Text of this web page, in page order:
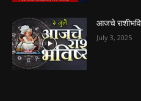
आजचे
July 3, 2025